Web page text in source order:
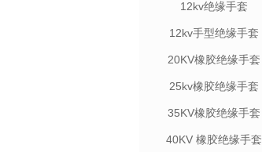
12kv绝缘手套
12kv手型绝缘手套
20KV橡胶绝缘手套
25kv橡胶绝缘手套
35KV橡胶绝缘手套
40KV 橡胶绝缘手套